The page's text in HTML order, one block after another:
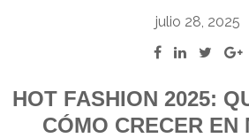
julio 28, 2025
HOT FASHION 2025:
CÓMO CRECER EN